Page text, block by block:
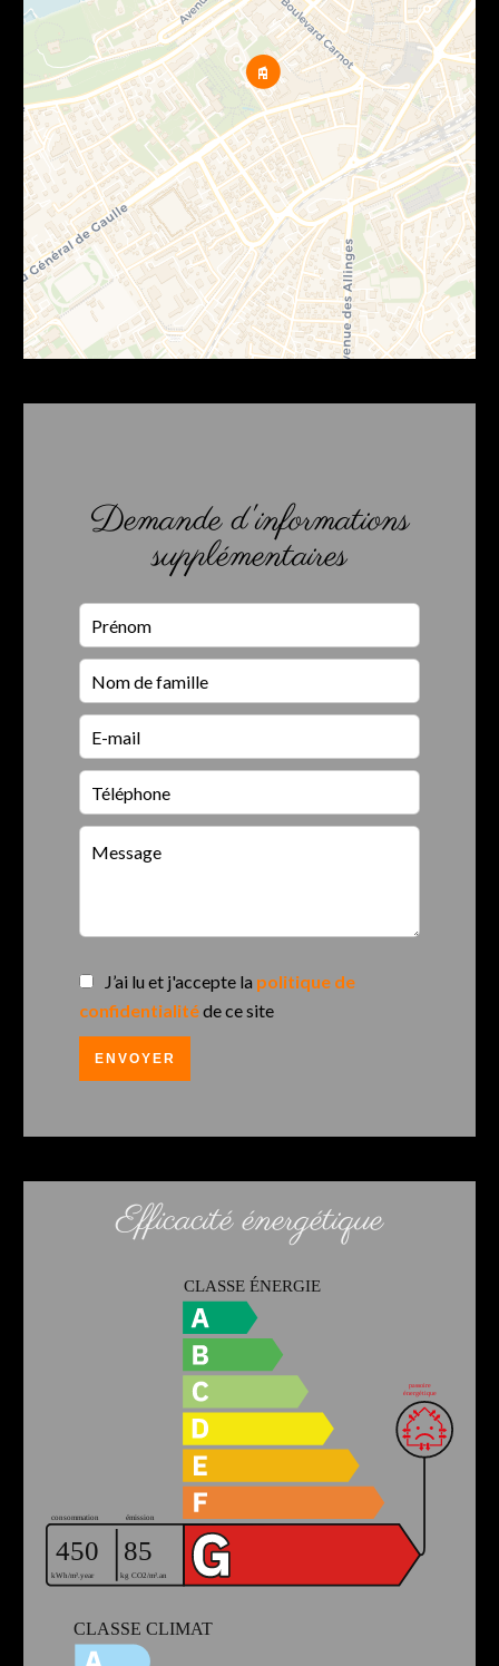
Demande d'informations
supplémentaires
J’ai lu et j'accepte la politique de
confidentialitéde ce site
ENVOYER
Efficacité énergétique